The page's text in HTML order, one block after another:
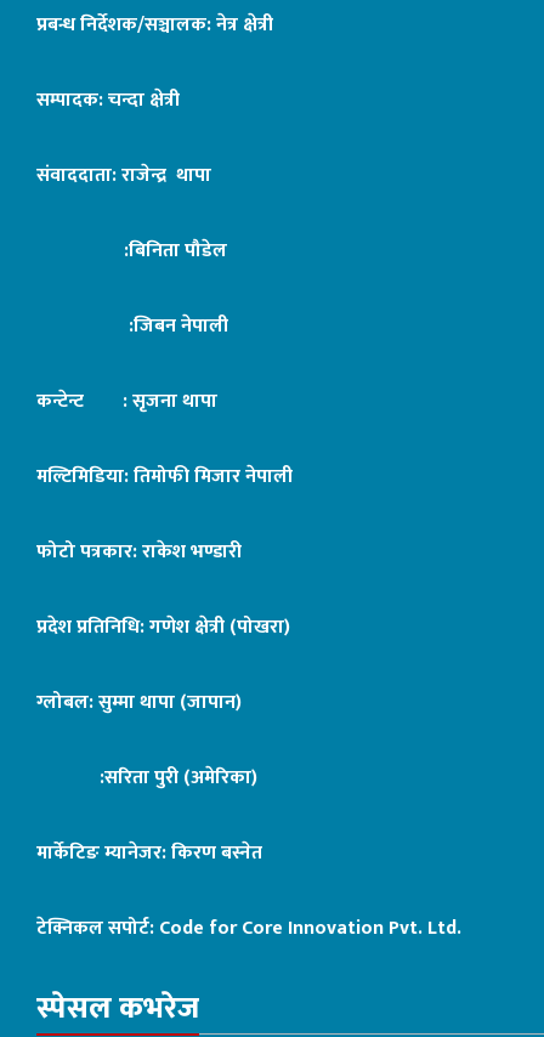
प्रबन्ध निर्देशक/सञ्चालक: नेत्र क्षेत्री
सम्पादक: चन्दा क्षेत्री
संवाददाता: राजेन्द्र थापा
:बिनिता पौडेल
:जिबन नेपाली
कन्टेन्ट : सृजना थापा
मल्टिमिडिया: तिमोफी मिजार नेपाली
फोटो पत्रकार: राकेश भण्डारी
प्रदेश प्रतिनिधि: गणेश क्षेत्री (पोखरा)
ग्लोबल: सुम्मा थापा (जापान)
:सरिता पुरी (अमेरिका)
मार्केटिङ म्यानेजर: किरण बस्नेत
टेक्निकल सपोर्ट:Code for Core Innovation Pvt. Ltd.
स्पेसल कभरेज